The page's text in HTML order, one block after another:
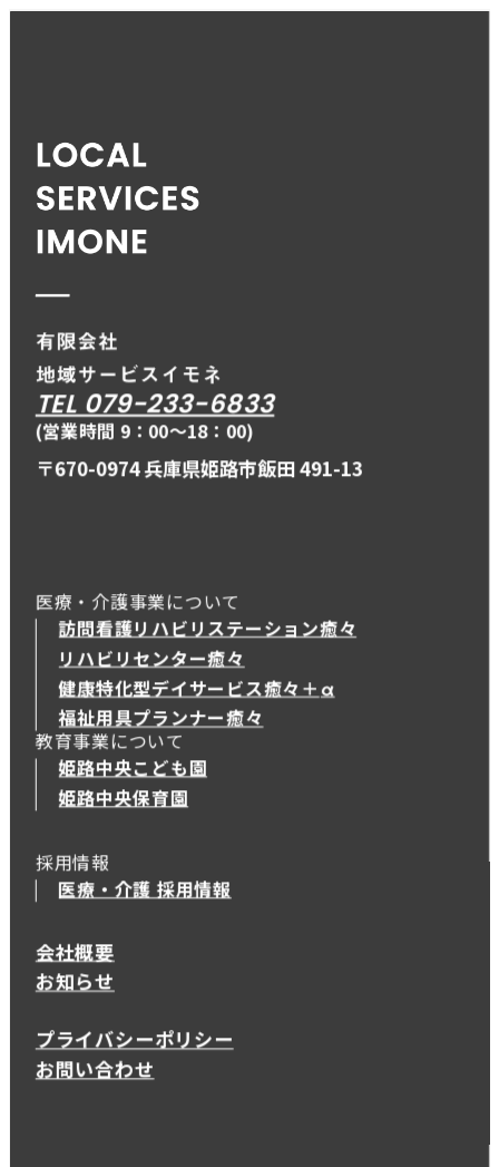
TEL 079-233-6833
(営業時間 9：00〜18：00)
〒670-0974 兵庫県姫路市飯田 491-13
医療・介護事業について
訪問看護リハビリステーション癒々
リハビリセンター癒々
健康特化型デイサービス癒々＋ α
健康特化型デイサービス癒々＋
福祉用具プランナー癒々
教育事業について
姫路中央こども園
姫路中央保育園
採用情報
医療・介護 採用情報
会社概要
お知らせ
プライバシーポリシー
お問い合わせ